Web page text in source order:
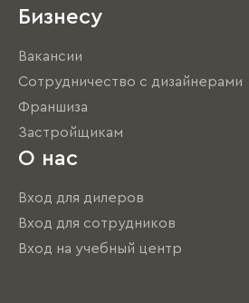
Бизнесу
Вакансии
Сотрудничество с дизайнерами
Франшиза
Застройщикам
О нас
Вход для дилеров
Вход для сотрудников
Вход на учебный центр